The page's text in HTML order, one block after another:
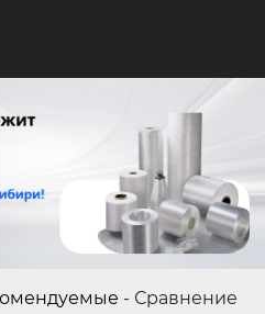
- Сравнение